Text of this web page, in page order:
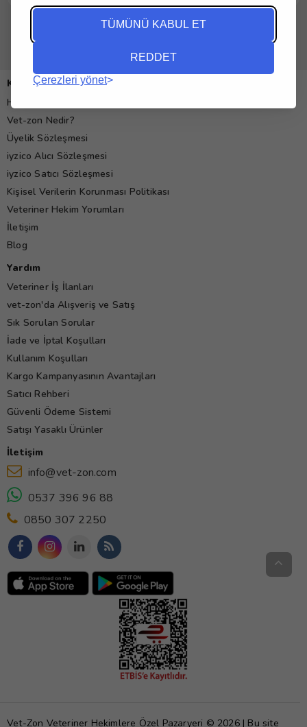
TÜMÜNÜ KABUL ET
REDDET
Çerezleri yönet
Kurumsal
Hakkımızda
Vet-zon Nedir?
Üyelik Sözleşmesi
iyzico Alıcı Sözleşmesi
iyzico Satıcı Sözleşmesi
Kişisel Verilerin Korunması Politikası
Veteriner Hekim Yorumları
İletişim
Blog
Yardım
Veteriner İş İlanları
vet-zon'da Alışveriş ve Satış
Sık Sorulan Sorular
İade ve İptal Koşulları
Kullanım Koşulları
Kargo Kampanyasının Avantajları
Satıcı Rehberi
Güvenli Ödeme Sistemi
Satışı Yasaklı Ürünler
İletişim
info@vet-zon.com
0537 396 96 88
0850 307 2250
Vet-Zon Veteriner Hekimlere Özel Pazaryeri © 2026 | Bu site